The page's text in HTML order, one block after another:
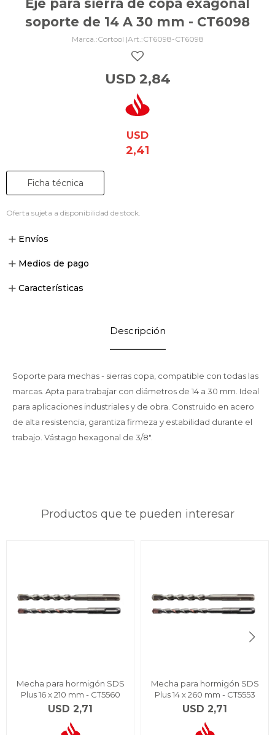
Eje para sierra de copa exagonal
soporte de 14 A 30 mm - CT6098
Cortool | CT6098-CT6098
USD 2,84
USD
2,41
Ficha técnica
Oferta sujeta a disponibilidad de stock.
Envíos
Medios de pago
Características
Descripción
Soporte para mechas - sierras copa, compatible con todas las
marcas. Apta para trabajar con diámetros de 14 a 30 mm. Ideal
para aplicaciones industriales y de obra. Construido en acero
de alta resistencia, garantiza firmeza y estabilidad durante el
trabajo. Vástago hexagonal de 3/8".
Productos que te pueden interesar
Mecha para hormigón SDS
Plus 16 x 210 mm - CT5560
USD 2,71
Mecha para hormigón SDS
Plus 14 x 260 mm - CT5553
USD 2,71